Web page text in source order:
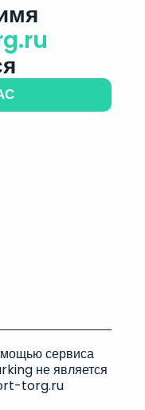
сервиса
не является
torg.ru